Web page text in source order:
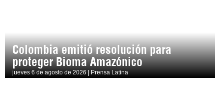
Colombia emitió resolución para
proteger Bioma Amazónico
jueves 6 de agosto de 2026 | Prensa Latina